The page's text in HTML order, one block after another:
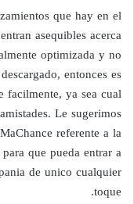
que hay en el
asequibles acerca
optimizada y no
entonces es
facilmente, ya sea cual
Le sugerimos
referente a la
que pueda entrar a
de unico cualquier
toque.